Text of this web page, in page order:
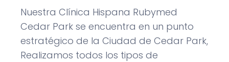
Nuestra Clínica Hispana Rubymed
Cedar Park se encuentra en un punto
estratégico de la Ciudad de Cedar Park,
Realizamos todos los tipos de